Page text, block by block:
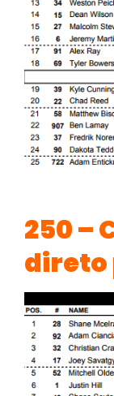
250 –
direto